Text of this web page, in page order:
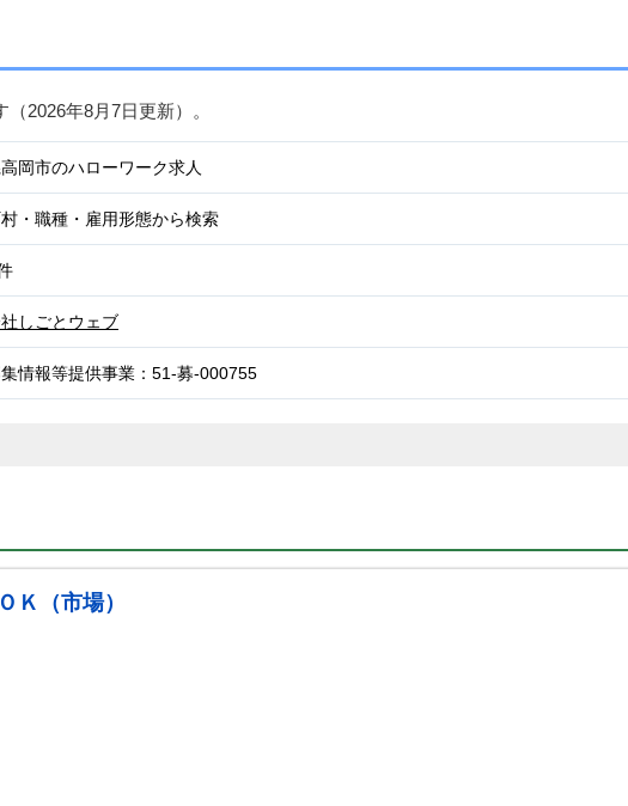
（2026年8月7日更新）。
岡市のハローワーク求人
・職種・雇用形態から検索
しごとウェブ
情報等提供事業：51-募-000755
Ｋ（市場）